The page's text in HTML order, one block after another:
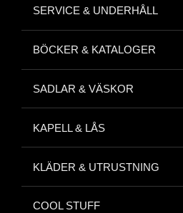
SERVICE & UNDERHÅLL
BÖCKER & KATALOGER
SADLAR & VÄSKOR
KAPELL & LÅS
KLÄDER & UTRUSTNING
COOL STUFF